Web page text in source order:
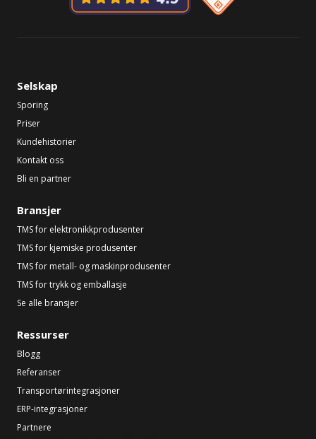
Selskap
Sporing
Priser
Kundehistorier
Kontakt oss
Bli en partner
Bransjer
TMS for elektronikkprodusenter
TMS for kjemiske produsenter
TMS for metall- og maskinprodusenter
TMS for trykk og emballasje
Se alle bransjer
Ressurser
Blogg
Referanser
Transportørintegrasjoner
ERP-integrasjoner
Partnere